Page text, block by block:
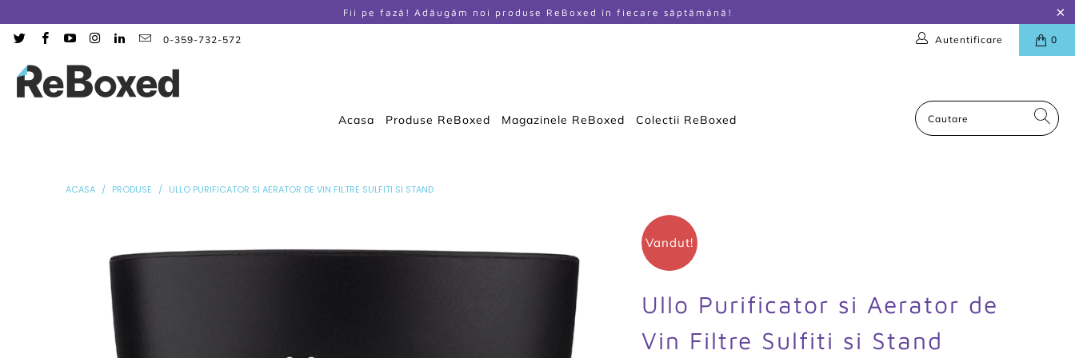
Fii pe fază! Adăugăm noi produse ReBoxed în fiecare săptămână!
0-359-732-572 Autentificare 0
Acasa Produse ReBoxed Magazinele ReBoxed Colectii ReBoxed
ACASA / PRODUSE / ULLO PURIFICATOR SI AERATOR DE VIN FILTRE SULFITI SI STAND
Vandut!
Ullo Purificator si Aerator de
Vin Filtre Sulfiti si Stand